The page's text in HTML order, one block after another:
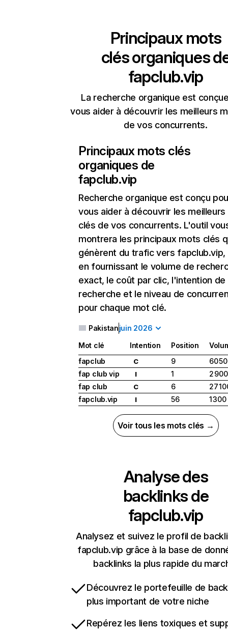
Principaux mots
clés organiques
fapclub.vip
La recherche organique est
vous aider à découvrir les meilleurs
de vos concurrents.
Principaux mots clés
organiques de
fapclub.vip
Recherche organique est conçu
vous aider à découvrir les
clés de vos concurrents. L'outil
montrera les principaux mots clés
génèrent du trafic vers
en fournissant le volume de
exact, le coût par clic, l'intention de
recherche et le niveau de
pour chaque mot clé.
Pakistanjuin 2026
Mot clé Intention Position
fapclub
C 9
60
fap club vip
I 1
2 900
fap club
C 6
27
fapclub.vip
I 56 1 300
Voir tous les mots clés →
Analyse des
backlinks de
fapclub.vip
Analysez et suivez le profil de
fapclub.vip grâce à la base de
backlinks la plus rapide du
Découvrez le portefeuille de
plus important de votre niche
Repérez les liens toxiques et